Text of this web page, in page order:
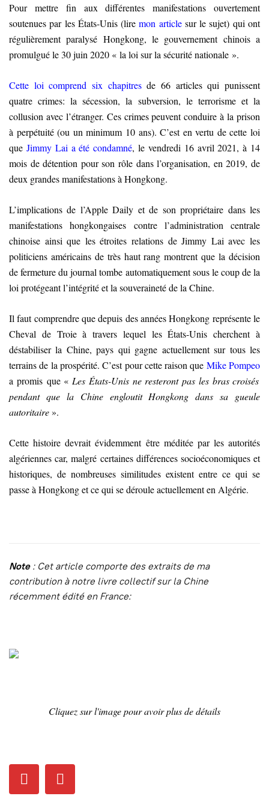
Pour mettre fin aux différentes manifestations ouvertement
soutenues par les États-Unis (liremon articlesur le sujet) qui ont
régulièrement paralysé Hongkong, le gouvernement chinois a
promulgué le 30 juin 2020 « la loi sur la sécurité nationale ».
Cette loi comprend six chapitresde 66 articles qui punissent
quatre crimes: la sécession, la subversion, le terrorisme et la
collusion avec l’étranger. Ces crimes peuvent conduire à la prison
à perpétuité (ou un minimum 10 ans). C’est en vertu de cette loi
que Jimmy Lai a été condamné, le vendredi 16 avril 2021, à 14
mois de détention pour son rôle dans l’organisation, en 2019, de
deux grandes manifestations à Hongkong.
L’implications de l’Apple Daily et de son propriétaire dans les
manifestations hongkongaises contre l’administration centrale
chinoise ainsi que les étroites relations de Jimmy Lai avec les
politiciens américains de très haut rang montrent que la décision
de fermeture du journal tombe automatiquement sous le coup de la
loi protégeant l’intégrité et la souveraineté de la Chine.
Il faut comprendre que depuis des années Hongkong représente le
Cheval de Troie à travers lequel les États-Unis cherchent à
déstabiliser la Chine, pays qui gagne actuellement sur tous les
terrains de la prospérité. C’est pour cette raison que Mike Pompeo
a promis que « Les États-Unis ne resteront pas les bras croisés
pendant que la Chine engloutit Hongkong dans sa gueule
autoritaire».
Cette histoire devrait évidemment être méditée par les autorités
algériennes car, malgré certaines différences socioéconomiques et
historiques, de nombreuses similitudes existent entre ce qui se
passe à Hongkong et ce qui se déroule actuellement en Algérie.
Note: Cet article comporte des extraits de ma
contribution à notre livre collectif sur la Chine
récemment édité en France:
Cliquez sur l'image pour avoir plus de détails